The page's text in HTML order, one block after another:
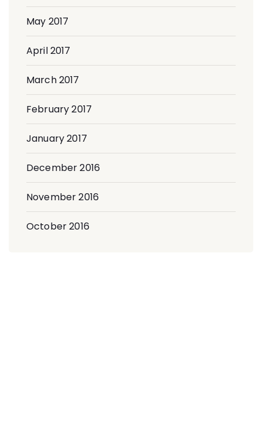
May 2017
April 2017
March 2017
February 2017
January 2017
December 2016
November 2016
October 2016